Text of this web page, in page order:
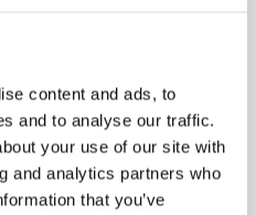
content and ads, to
and to analyse our traffic.
your use of our site with
and analytics partners who
that you’ve
kategori